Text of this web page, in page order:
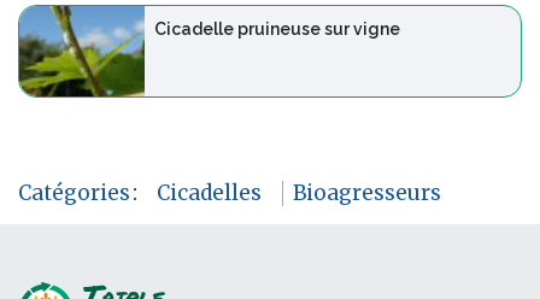
Cicadelle pruineuse sur vigne
Catégories: Cicadelles Bioagresseurs